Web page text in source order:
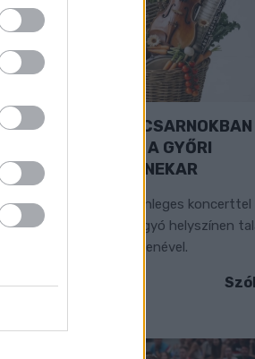
EXTRA: A VÁSÁRCSARNOKBAN
ÚJ ÉVADÁT A GYŐRI
ZENEKAR
„Zenélő piac” című különleges koncerttel
7-én rendhagyó helyszínen
közönség a klasszikus zenével.